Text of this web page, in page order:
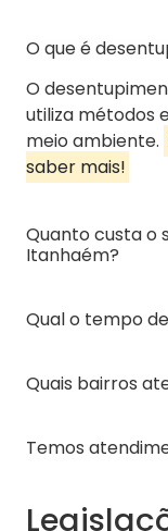
O que é
O
utiliza métodos
meio ambiente.
saber mais!
Quanto custa o
Itanhaém?
Qual o tempo
Quais bairros
Temos